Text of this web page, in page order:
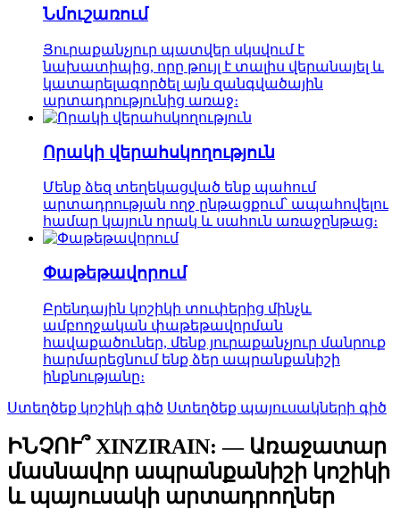
Նմուշառում
Յուրաքանչյուր պատվեր սկսվում է
նախատիպից, որը թույլ է տալիս վերանայել և
կատարելագործել այն զանգվածային
արտադրությունից առաջ։
Որակի վերահսկողություն
Մենք ձեզ տեղեկացված ենք պահում
արտադրության ողջ ընթացքում՝ ապահովելու
համար կայուն որակ և սահուն առաջընթաց։
Փաթեթավորում
Բրենդային կոշիկի տուփերից մինչև
ամբողջական փաթեթավորման
հավաքածուներ, մենք յուրաքանչյուր մանրուք
հարմարեցնում ենք ձեր ապրանքանիշի
ինքնությանը։
Ստեղծեք կոշիկի գիծ Ստեղծեք պայուսակների գիծ
ԻՆՉՈՒ՞ XINZIRAIN: — Առաջատար
մասնավոր ապրանքանիշի կոշիկի
և պայուսակի արտադրողներ